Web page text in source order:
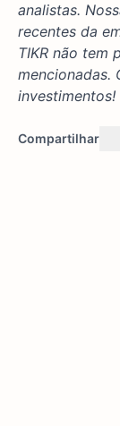
analistas.
recentes da
TIKR não tem
mencionadas.
investimentos!
Compartilhar